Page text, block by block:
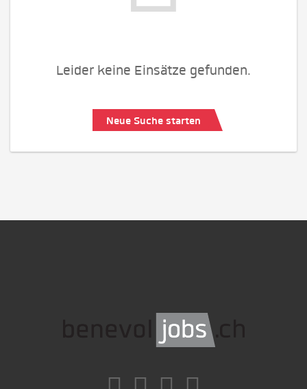
Leider keine Einsätze gefunden.
Neue Suche starten